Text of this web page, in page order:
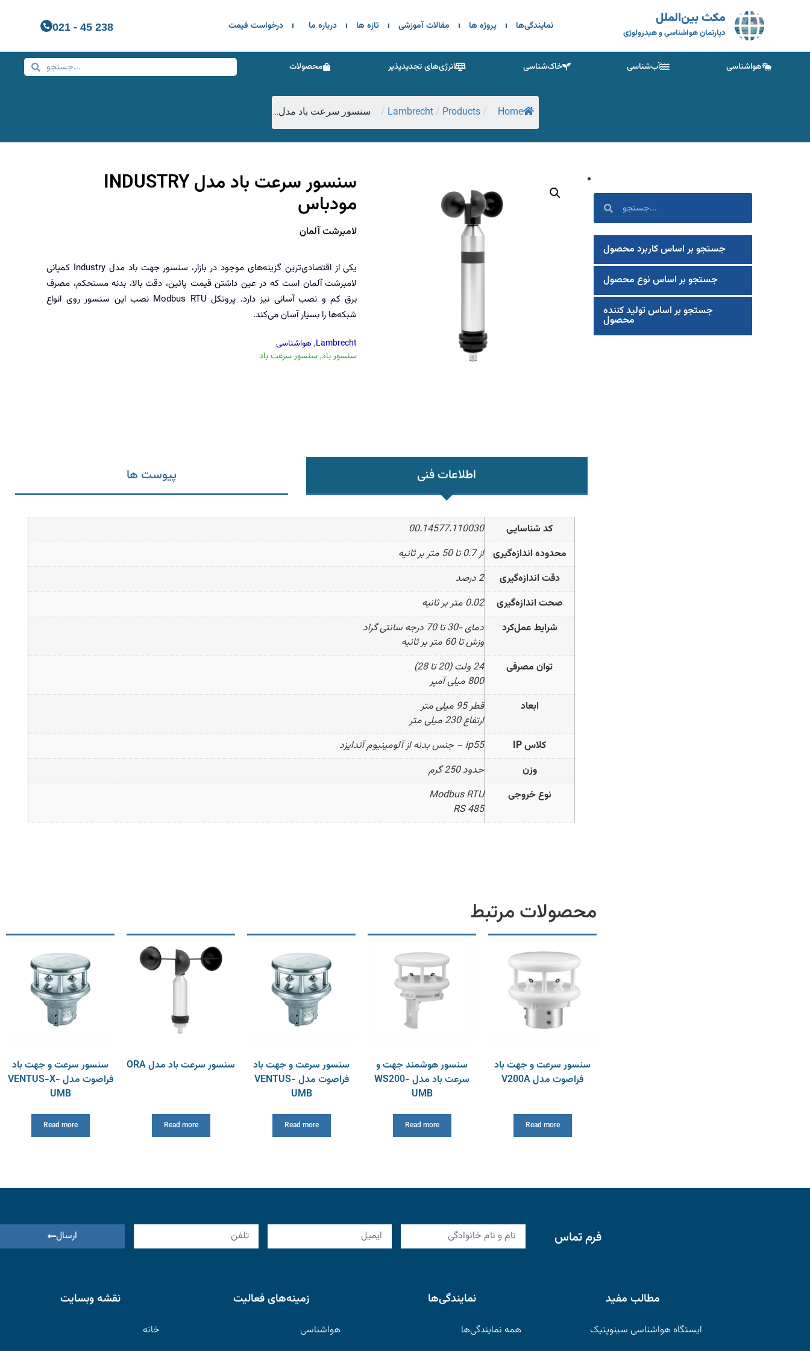
021 - 45 238 نمایندگی‌ها پروژه ها مقالات آموزشی تازه ها درباره ما درخواست قیمت مکث بین‌الملل
دپارتمان هواشناسی و هیدرولوژی
محصولات انرژی‌های تجدیدپذیر خاک‌شناسی آب‌شناسی هواشناسی
Home
/
Products
/
Lambrecht
/ سنسور سرعت باد مدل...
سنسور سرعت باد مدل INDUSTRY
مودباس
لامبرشت آلمان
یکی از اقتصادی‌ترین گزینه‌های موجود در بازار، سنسور جهت باد مدل Industry کمپانی
لامبرشت آلمان است که در عین داشتن قیمت پائین، دقت بالا، بدنه مستحکم، مصرف
برق کم و نصب آسانی نیز دارد. پروتکل Modbus RTU نصب این سنسور روی انواع
شبکه‌ها را بسیار آسان می‌کند.
Lambrecht
, هواشناسی
سنسور باد,سنسور سرعت باد
جستجو بر اساس کاربرد محصول
جستجو بر اساس نوع محصول
جستجو بر اساس تولید کننده
محصول
اطلاعات فنی پیوست ها
کد شناسایی
00.14577.110030
محدوده اندازه‌گیری از 0.7 تا 50 متر بر ثانیه
دقت اندازه‌گیری
2 درصد
صحت اندازه‌گیری
0.02 متر بر ثانیه
شرایط عمل‌کرد
دمای -30 تا 70 درجه سانتی گراد
وزش تا 60 متر بر ثانیه
توان مصرفی
24 ولت (20 تا 28)
800 میلی آمپر
ابعاد
قطر 95 میلی متر
ارتفاع 230 میلی متر
کلاس IP
ip55 – جنس بدنه از آلومینیوم آندایزد
وزن
حدود 250 گرم
نوع خروجی
Modbus RTU
RS 485
محصولات مرتبط
سنسور سرعت و جهت باد
فراصوت مدل V200A
Read more
سنسور هوشمند جهت و
سرعت باد مدل WS200-
UMB
Read more
سنسور سرعت و جهت باد
فراصوت مدل VENTUS-
UMB
Read more
سنسور سرعت باد مدل ORA
Read more
سنسور سرعت و جهت باد
فراصوت مدل VENTUS-X-
UMB
Read more
ارسال فرم تماس
نقشه وبسایت
خانه
زمینه‌های فعالیت
هواشناسی
نمایندگی‌ها
همه نمایندگی‌ها
مطالب مفید
ایستگاه هواشناسی سینوپتیک